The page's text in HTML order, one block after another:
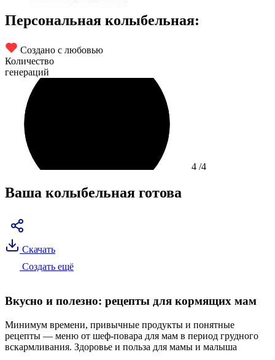
Персональная колыбельная:
Создано с любовью
Количество
генераций
4 /4
Ваша колыбельная готова
Скачать
Создать ещё
Вкусно и полезно: рецепты для кормящих мам
Минимум времени, привычные продукты и понятные
рецепты — меню от шеф-повара для мам в период грудного
вскармливания. Здоровье и польза для мамы и малыша